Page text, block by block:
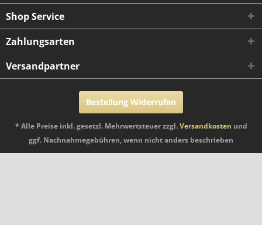
Shop Service
Zahlungsarten
Versandpartner
Bestellung Widerrufen
* Alle Preise inkl. gesetzl. Mehrwertsteuer zzgl.Versandkosten und
ggf. Nachnahmegebühren, wenn nicht anders beschrieben